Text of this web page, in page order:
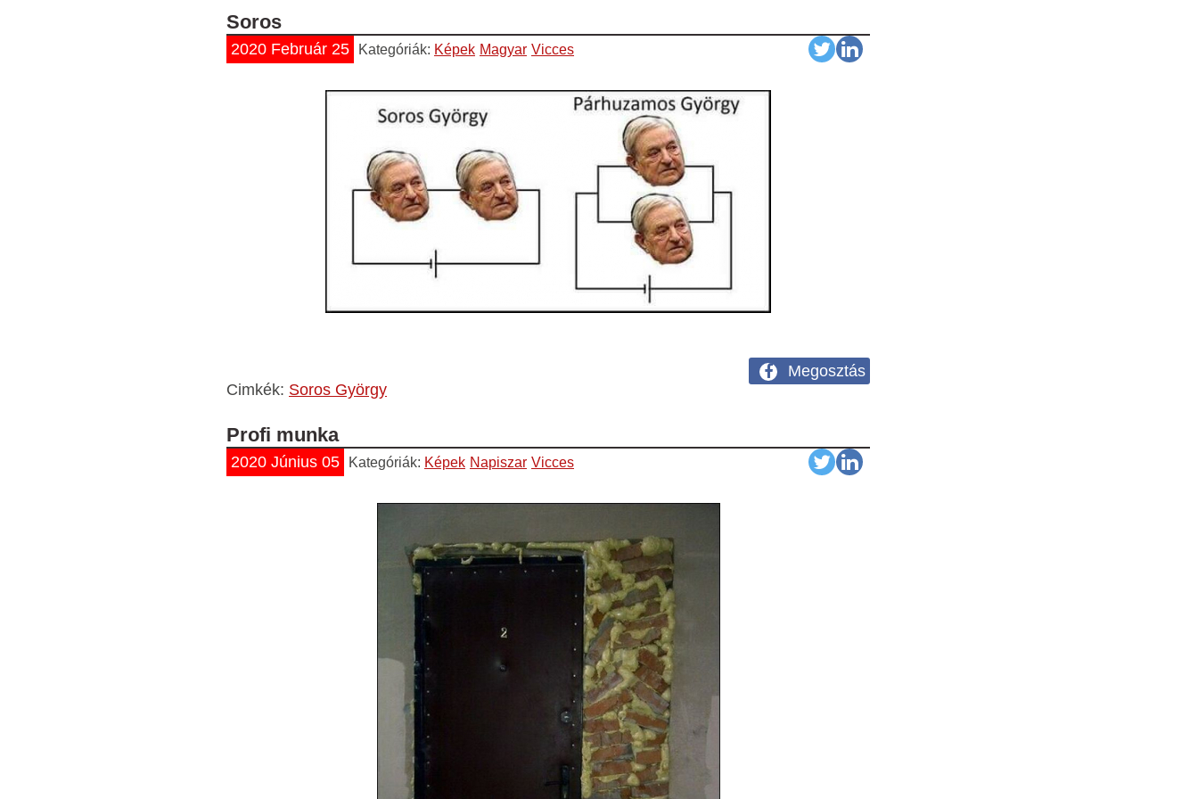
Soros
2020 Február 25 Kategóriák: Képek Magyar Vicces
Megosztás
Cimkék: Soros György
Profi munka
2020 Június 05 Kategóriák: Képek Napiszar Vicces